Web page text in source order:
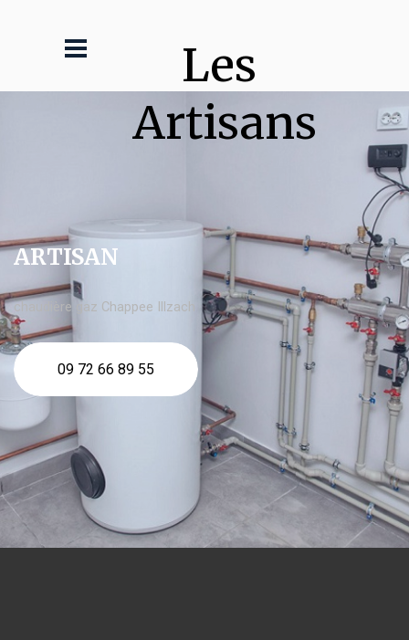
Les
Artisans
ARTISAN
chaudière gaz Chappee Illzach
09 72 66 89 55